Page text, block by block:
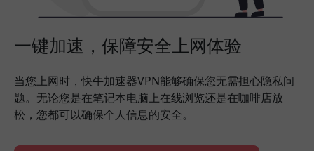
一键加速，保障安全上网体验
当您上网时，快牛加速器VPN能够确保您无需担心隐私问
题。无论您是在笔记本电脑上在线浏览还是在咖啡店放
松，您都可以确保个人信息的安全。